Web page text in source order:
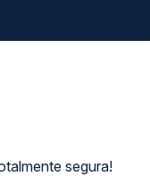
segura!